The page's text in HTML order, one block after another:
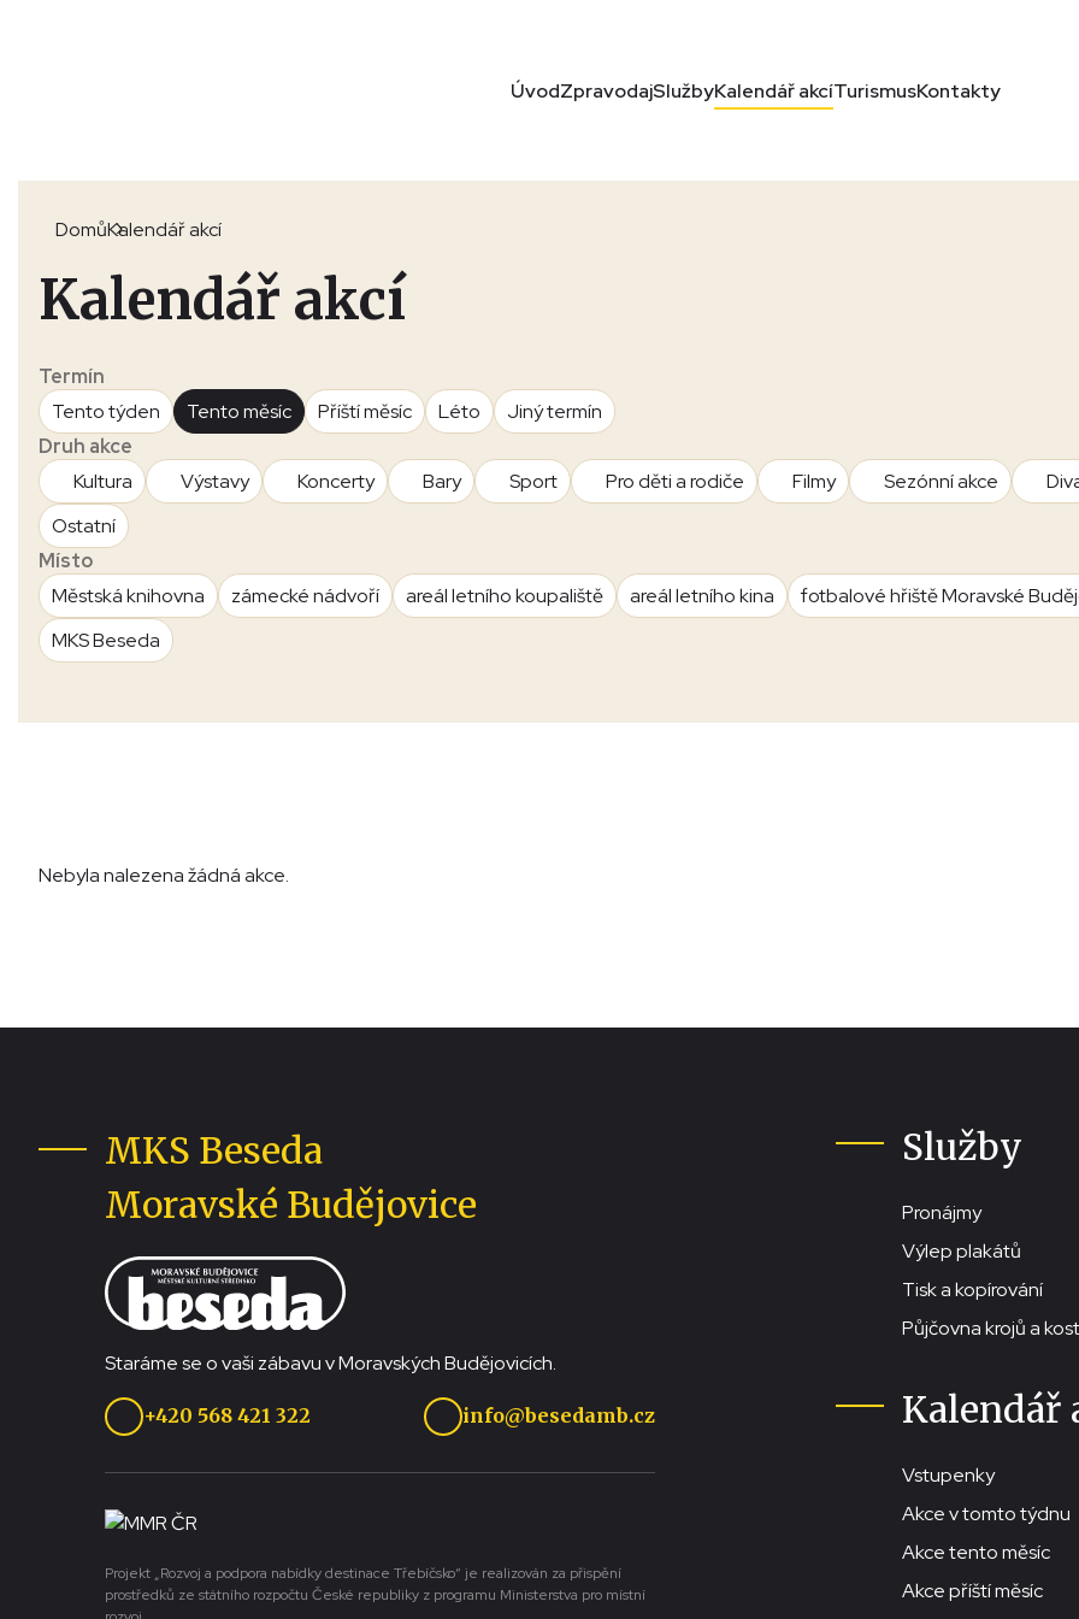
ÚvodZpravodajSlužbyKalendář akcíTurismusKontakty
DomůKalendář akcí
Kalendář akcí
Termín
Tento týden
Tento měsíc Příští měsíc Léto
Jiný termín
Druh akce
Kultura
Výstavy Koncerty Bary Sport Pro děti a rodiče Filmy Sezónní akce
Ostatní
Místo
Městská knihovna
zámecké nádvoří areál letního koupaliště areál letního kina
fotbalové hřiště Moravské
MKS Beseda
Nebyla nalezena žádná akce.
MKS Beseda
Moravské Budějovice
Staráme se o vaši zábavu v Moravských Budějovicích.
+420 568 421 322 info@besedamb.cz
Projekt „Rozvoj a podpora nabídky destinace Třebíčsko“ je realizován za přispění
prostředků ze státního rozpočtu České republiky z programu Ministerstva pro místní
Služby
Pronájmy
Výlep plakátů
Tisk a kopírování
Půjčovna krojů a
Kalendář
Vstupenky
Akce v tomto týdnu
Akce tento měsíc
Akce příští měsíc